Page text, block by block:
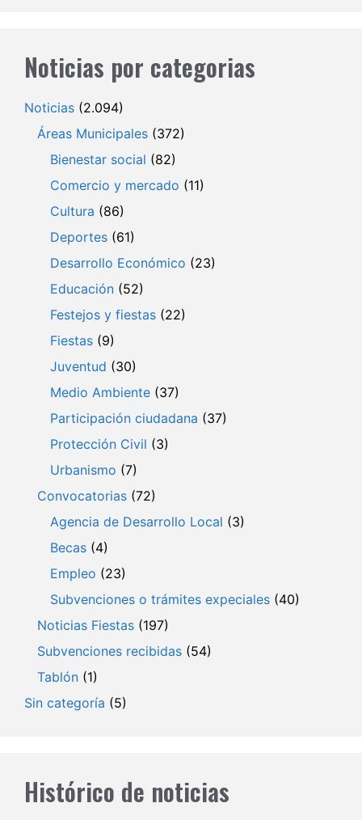
Noticias por categorias
Noticias (2.094)
Áreas Municipales (372)
Bienestar social (82)
Comercio y mercado (11)
Cultura (86)
Deportes (61)
Desarrollo Económico (23)
Educación (52)
Festejos y fiestas (22)
Fiestas (9)
Juventud (30)
Medio Ambiente (37)
Participación ciudadana (37)
Protección Civil (3)
Urbanismo (7)
Convocatorias (72)
Agencia de Desarrollo Local (3)
Becas (4)
Empleo (23)
Subvenciones o trámites expeciales (40)
Noticias Fiestas (197)
Subvenciones recibidas (54)
Tablón (1)
Sin categoría (5)
Histórico de noticias